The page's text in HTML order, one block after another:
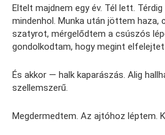
Eltelt majdnem egy év. Tél lett.
mindenhol. Munka után jöttem haza,
szatyrot, mérgelődtem a csúszós
gondolkodtam, hogy megint
És akkor — halk kaparászás. Alig
szellemszerű.
Megdermedtem. Az ajtóhoz léptem.